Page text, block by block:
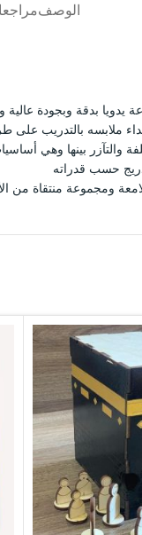
الوصف
للفك والتركيب لغسلها وإعادة
ملابسه بالتدريب على
والتآزر بينها وهي
حسب قدراته
ومجموعة منتقاة من